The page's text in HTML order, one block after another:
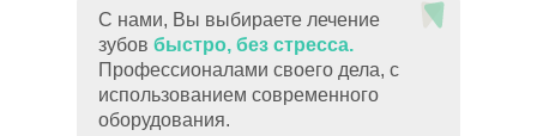
С нами, Вы выбираете лечение
зубов быстро, без стресса.
Профессионалами своего дела, с
использованием современного
оборудования.